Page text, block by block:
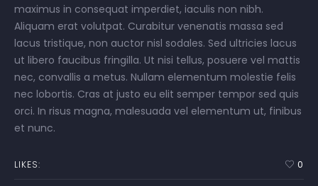
maximus in consequat imperdiet, iaculis non nibh.
Aliquam erat volutpat. Curabitur venenatis massa sed
lacus tristique, non auctor nisl sodales. Sed ultricies lacus
ut libero faucibus fringilla. Ut nisi tellus, posuere vel mattis
nec, convallis a metus. Nullam elementum molestie felis
nec lobortis. Cras at justo eu elit semper tempor sed quis
orci. In risus magna, malesuada vel elementum ut, finibus
et nunc.
LIKES: 0